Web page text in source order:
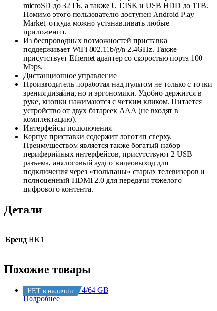
microSD до 32 ГБ, а также U DISK и USB HDD до 1TB.
Помимо этого пользователю доступен Android Play
Market, откуда можно устанавливать любые
приложения.
Из беспроводных возможностей приставка
поддерживает WiFi 802.11b/g/n 2.4GHz. Также
присутствует Ethernet адаптер со скоростью порта 100
Mbps.
Дистанционное управление
Производитель поработал над пультом не только с точки
зрения дизайна, но и эргономики. Удобно держится в
руке, кнопки нажимаются с четким кликом. Питается
устройство от двух батареек ААА (не входят в
комплектацию).
Интерфейсы подключения
Корпус приставки содержит логотип сверху.
Преимуществом является также богатый набор
периферийных интерфейсов, присутствуют 2 USB
разъема, аналоговый аудио-видеовыход для
подключения через «тюльпаны» старых телевизоров и
полноценный HDMI 2.0 для передачи тяжелого
цифрового контента.
Детали
Бренд HK1
Похожие товары
НЕТ в наличии
Подробнее